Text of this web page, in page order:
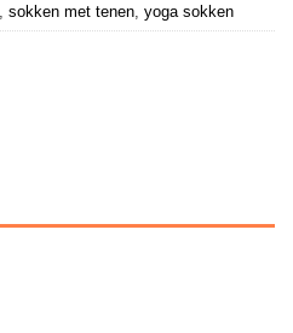
sokken met tenen yoga sokken